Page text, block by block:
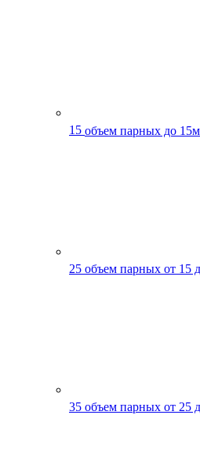
15 объем парных до 15м
25 объем парных от 15
35 объем парных от 25